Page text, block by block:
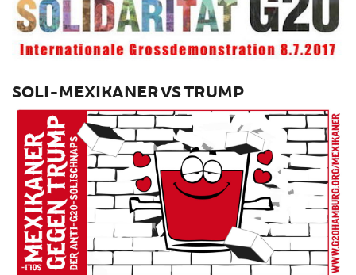
SOLI-MEXIKANER VS TRUMP